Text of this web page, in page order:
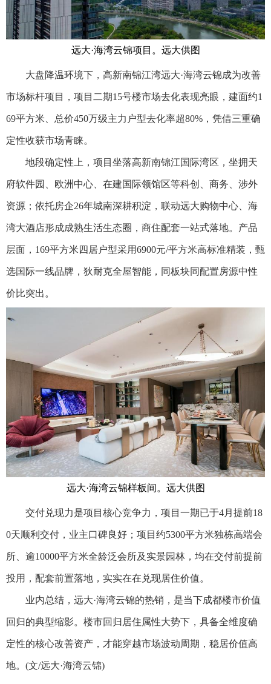
远大·海湾云锦项目。远大供图
大盘降温环境下，高新南锦江湾远大·海湾云锦成为改善
市场标杆项目，项目二期15号楼市场去化表现亮眼，建面约1
69平方米、总价450万级主力户型去化率超80%，凭借三重确
定性收获市场青睐。
地段确定性上，项目坐落高新南锦江国际湾区，坐拥天
府软件园、欧洲中心、在建国际领馆区等科创、商务、涉外
资源；依托房企26年城南深耕积淀，联动远大购物中心、海
湾大酒店形成成熟生活生态圈，商住配套一站式落地。产品
层面，169平方米四居户型采用6900元/平方米高标准精装，甄
选国际一线品牌，狄耐克全屋智能，同板块同配置房源中性
价比突出。
远大·海湾云锦样板间。远大供图
交付兑现力是项目核心竞争力，项目一期已于4月提前18
0天顺利交付，业主口碑良好；项目约5300平方米独栋高端会
所、逾10000平方米全龄泛会所及实景园林，均在交付前提前
投用，配套前置落地，实实在在兑现居住价值。
业内总结，远大·海湾云锦的热销，是当下成都楼市价值
回归的典型缩影。楼市回归居住属性大势下，具备全维度确
定性的核心改善资产，才能穿越市场波动周期，稳居价值高
地。(文/远大·海湾云锦)